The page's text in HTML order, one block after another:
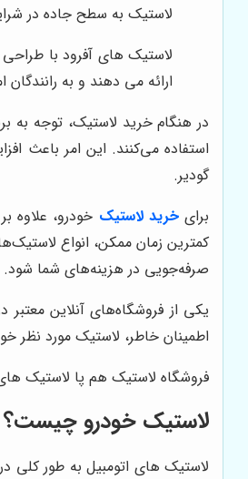
لاستیک به سطح جاده در
لاستیک های آفرود با
ارائه می دهند و به
در هنگام خرید لاستیک، توجه به
استفاده می‌کنند. این امر باعث
گودیر.
برایخرید لاستیک خودرو، علاوه
کمترین زمان ممکن، انواع
صرفه‌جویی در هزینه‌های شما شود.
یکی از فروشگاه‌های آنلاین
اطمینان خاطر، لاستیک مورد نظر
فروشگاه لاستیک هم پا لاستیک
لاستیک خودرو چیست؟
لاستیک های اتومبیل به طور کلی